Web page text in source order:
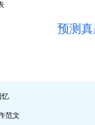
预测
忆
范文